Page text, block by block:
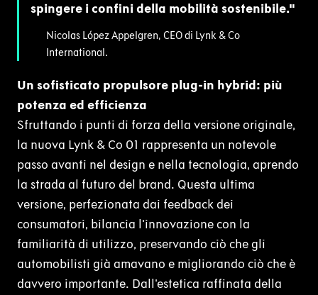
spingere i confini della mobilità sostenibile.
Nicolas López Appelgren, CEO di Lynk & Co
International.
Un sofisticato propulsore plug-in hybrid: più
potenza ed efficienza
Sfruttando i punti di forza della versione originale,
la nuova Lynk & Co 01 rappresenta un notevole
passo avanti nel design e nella tecnologia, aprendo
la strada al futuro del brand. Questa ultima
versione, perfezionata dai feedback dei
consumatori, bilancia l'innovazione con la
familiarità di utilizzo, preservando ciò che gli
automobilisti già amavano e migliorando ciò che è
davvero importante. Dall'estetica raffinata della